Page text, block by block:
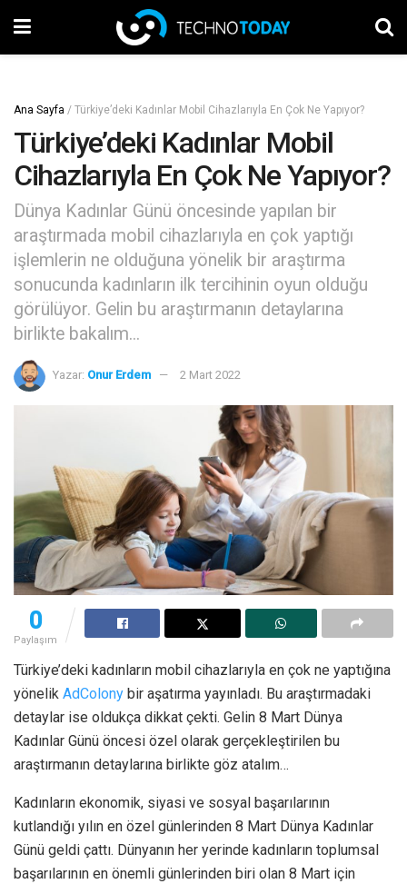
Ana Sayfa / Türkiye’deki Kadınlar Mobil Cihazlarıyla En Çok Ne Yapıyor?
Türkiye’deki Kadınlar Mobil
Cihazlarıyla En Çok Ne Yapıyor?
Dünya Kadınlar Günü öncesinde yapılan bir
araştırmada mobil cihazlarıyla en çok yaptığı
işlemlerin ne olduğuna yönelik bir araştırma
sonucunda kadınların ilk tercihinin oyun olduğu
görülüyor. Gelin bu araştırmanın detaylarına
birlikte bakalım...
Yazar: Onur Erdem 2 Mart 2022
0
Paylaşım
Türkiye’deki kadınların mobil cihazlarıyla en çok ne yaptığına
yönelik AdColony bir aşatırma yayınladı. Bu araştırmadaki
detaylar ise oldukça dikkat çekti. Gelin 8 Mart Dünya
Kadınlar Günü öncesi özel olarak gerçekleştirilen bu
araştırmanın detaylarına birlikte göz atalım…
Kadınların ekonomik, siyasi ve sosyal başarılarının
kutlandığı yılın en özel günlerinden 8 Mart Dünya Kadınlar
Günü geldi çattı. Dünyanın her yerinde kadınların toplumsal
başarılarının en önemli günlerinden biri olan 8 Mart için